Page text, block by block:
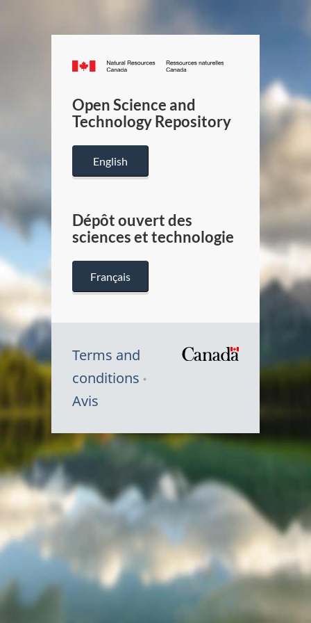
Canada.ca
/
Canada
Open Science and
Technology Repository
English
Dépôt ouvert des
sciences et technologie
Français
Terms and
conditions
Avis
Symbole
du